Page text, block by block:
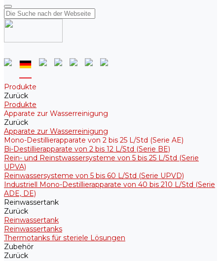
Produkte
Zurück
Produkte
Apparate zur Wasserreinigung
Zurück
Apparate zur Wasserreinigung
Mono-Destillierapparate von 2 bis 25 L/Std (Serie AE)
Bi-Destillierapparate von 2 bis 12 L/Std (Serie BE)
Rein- und Reinstwassersysteme von 5 bis 25 L/Std (Serie
UPVA)
Reinwassersysteme von 5 bis 60 L/Std (Serie UPVD)
Industriell Mono-Destillierapparate von 40 bis 210 L/Std (Serie
ADE, DE)
Reinwassertank
Zurück
Reinwassertank
Reinwassertanks
Thermotanks für steriele Lösungen
Zubehör
Zurück